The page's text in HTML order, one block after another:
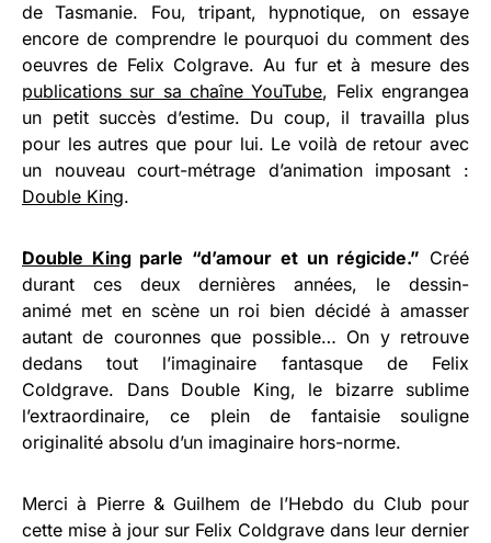
de Tasmanie. Fou, tripant, hypnotique, on essaye
encore de comprendre le pourquoi du comment des
oeuvres de Felix Colgrave. Au fur et à mesure des
publications sur sa chaîne YouTube, Felix engrangea
un petit succès d’estime. Du coup, il travailla plus
pour les autres que pour lui. Le voilà de retour avec
un nouveau court-métrage d’animation imposant :
Double King.
Double Kingparle “d’amour et un régicide.” Créé
durant ces deux dernières années, le dessin-
animé met en scène un roi bien décidé à amasser
autant de couronnes que possible… On y retrouve
dedans tout l’imaginaire fantasque de Felix
Coldgrave. Dans Double King, le bizarre sublime
l’extraordinaire, ce plein de fantaisie souligne
originalité absolu d’un imaginaire hors-norme.
Merci à Pierre & Guilhem de l’Hebdo du Club pour
cette mise à jour sur Felix Coldgrave dans leur dernier